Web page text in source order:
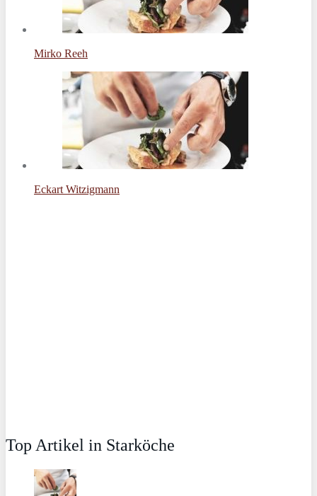
Mirko Reeh
Eckart Witzigmann
Top Artikel in Starköche